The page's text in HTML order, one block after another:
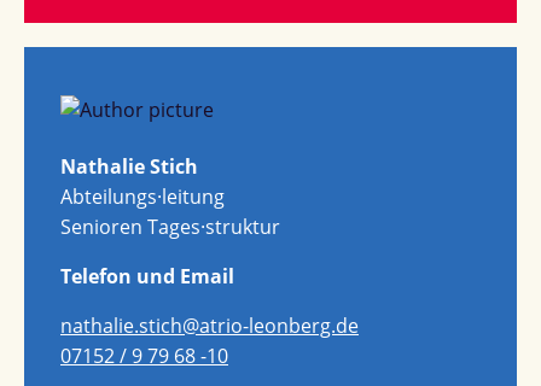
Nathalie Stich
Abteilungs·leitung
Senioren Tages·struktur
Telefon und Email
nathalie.stich@atrio-leonberg.de
07152 / 9 79 68 -10